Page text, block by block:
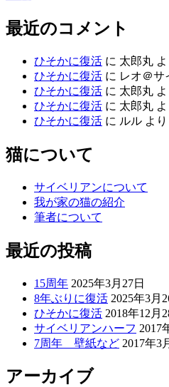
最近のコメント
ひそかに復活 に 太郎丸 よ
ひそかに復活 に レオ＠サ
ひそかに復活 に 太郎丸 よ
ひそかに復活 に 太郎丸 よ
ひそかに復活 に ルル より
猫について
サイベリアンについて
我が家の猫の紹介
筆者について
最近の投稿
15周年 2025年3月27日
8年ぶりに復活 2025年3月
ひそかに復活 2018年12月
サイベリアンハーフ 2017
7周年 壁紙など 2017年3
アーカイブ